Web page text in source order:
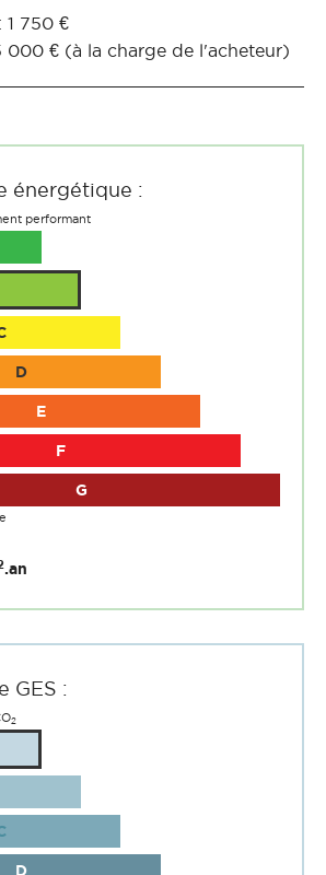
1 750 €
000 € (à la charge de l'acheteur)
énergétique :
performant
D
E
F
G
.an
GES :
2
D